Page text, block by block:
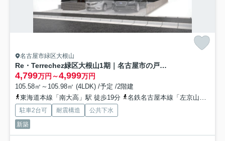
名古屋市緑区大根山
Re・Terrechez緑区大根山1期｜名古屋市の戸建ならホームアップ
4,799万円～4,999万円
105.58㎡～105.98㎡ (4LDK) /予定 /2階建
東海道本線「南大高」駅 徒歩19分
名鉄名古屋本線「左京山」駅 徒歩29分
駐車2台可 耐震構造
公共下水
新築